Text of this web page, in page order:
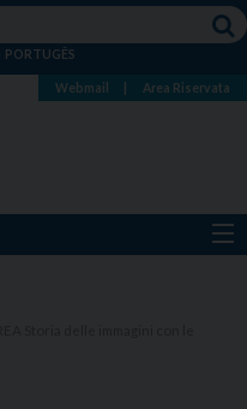
PORTUGÊS
Webmail Area Riservata